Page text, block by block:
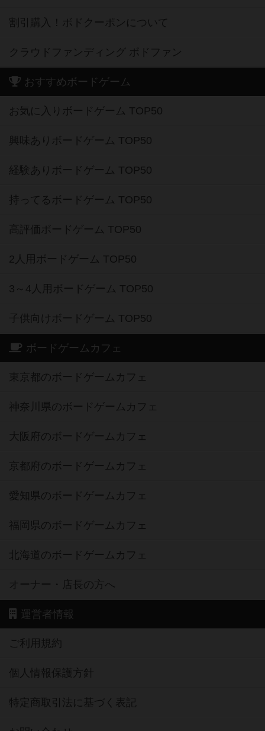
割引購入！ボドクーポンについて
クラウドファンディング ボドファン
おすすめボードゲーム
お気に入りボードゲーム TOP50
興味ありボードゲーム TOP50
経験ありボードゲーム TOP50
持ってるボードゲーム TOP50
高評価ボードゲーム TOP50
2人用ボードゲーム TOP50
3～4人用ボードゲーム TOP50
子供向けボードゲーム TOP50
ボードゲームカフェ
東京都のボードゲームカフェ
神奈川県のボードゲームカフェ
大阪府のボードゲームカフェ
京都府のボードゲームカフェ
愛知県のボードゲームカフェ
福岡県のボードゲームカフェ
北海道のボードゲームカフェ
オーナー・店長の方へ
運営者情報
ご利用規約
個人情報保護方針
特定商取引法に基づく表記